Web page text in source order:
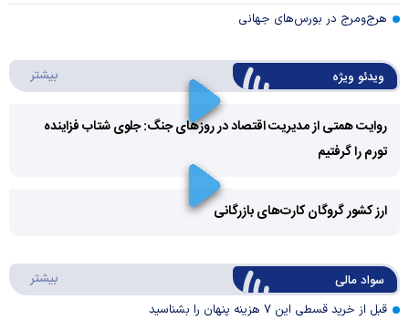
هرج‌ومرج در بورس‌های جهانی
ویدئو ویژه بیشتر
Play
Video
روایت همتی از مدیریت اقتصاد در روزهای جنگ: جلوی شتاب فزاینده
تورم را گرفتیم
Video
ارز کشور گروگان کارت‌های بازرگانی
سواد مالی بیشتر
قبل از خرید قسطی این ۷ هزینه پنهان را بشناسید